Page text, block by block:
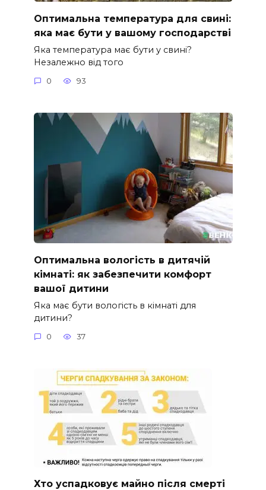
Оптимальна температура для свині:
яка має бути у вашому господарстві
Яка температура має бути у свині?
Незалежно від того
0 93
Оптимальна вологість в дитячій
кімнаті: як забезпечити комфорт
вашої дитини
Яка має бути вологість в кімнаті для
дитини?
0 37
Хто успадковує майно після смерті